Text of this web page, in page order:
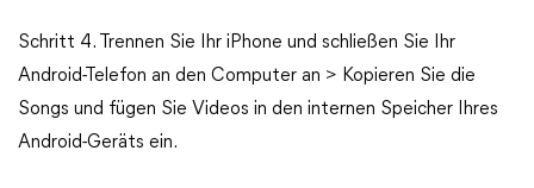
Schritt 4. Trennen Sie Ihr iPhone und schließen Sie Ihr
Android-Telefon an den Computer an > Kopieren Sie die
Songs und fügen Sie Videos in den internen Speicher Ihres
Android-Geräts ein.